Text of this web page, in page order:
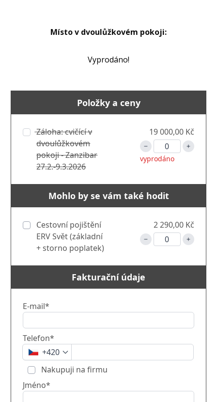
Místo v dvoulůžkovém pokoji:
Vyprodáno!
Položky a ceny
Záloha: cvičící v
dvoulůžkovém
pokoji - Zanzibar
27.2.-9.3.2026
vyprodáno
19 000,00 Kč
Mohlo by se vám také hodit
Cestovní pojištění
ERV Svět (základní
+ storno poplatek)
2 290,00 Kč
Fakturační údaje
E-mail*
Telefon*
+420
Nakupuji na firmu
Jméno*